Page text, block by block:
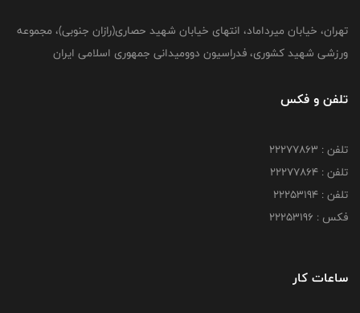
تهران، خیابان میرداماد، انتهای خیابان شهید حصاری(رازان جنوبی)، مجموعه
ورزشی شهید کشوری، فدراسیون دوومیدانی جمهوری اسلامی ایران
تلفن و فکس
تلفن : 22277863
تلفن : 22277864
تلفن : 22253194
فکس : 22253196
ساعات کار